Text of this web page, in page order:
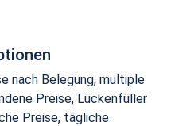
nach Belegung, multiple
Preise, Lückenfüller
Preise, tägliche